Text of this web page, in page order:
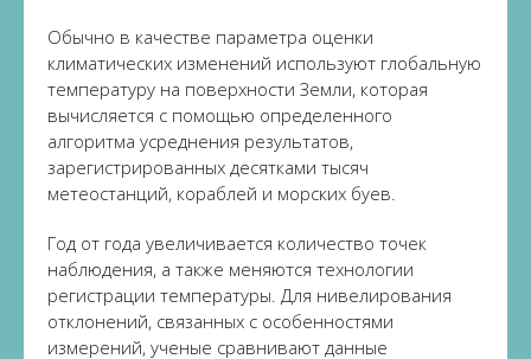
Обычно в качестве параметра оценки
климатических изменений используют глобальную
температуру на поверхности Земли, которая
вычисляется с помощью определенного
алгоритма усреднения результатов,
зарегистрированных десятками тысяч
метеостанций, кораблей и морских буев.
Год от года увеличивается количество точек
наблюдения, а также меняются технологии
регистрации температуры. Для нивелирования
отклонений, связанных с особенностями
измерений, ученые сравнивают данные